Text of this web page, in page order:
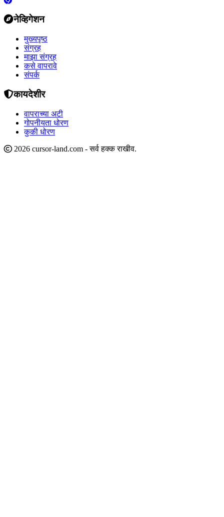
नेव्हिगेशन
मुख्यपृष्ठ
संग्रह
माझा संग्रह
कसे वापरावे
संपर्क
कायदेशीर
वापराच्या अटी
गोपनीयता धोरण
कुकी धोरण
2026 cursor-land.com - सर्व हक्क राखीव.